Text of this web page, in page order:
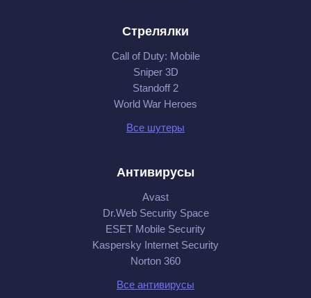
Стрелялки
Call of Duty: Mobile
Sniper 3D
Standoff 2
World War Heroes
Все шутеры
Антивирусы
Avast
Dr.Web Security Space
ESET Mobile Security
Kaspersky Internet Security
Norton 360
Все антивирусы